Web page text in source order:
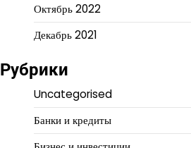
Октябрь 2022
Декабрь 2021
Рубрики
Uncategorised
Банки и кредиты